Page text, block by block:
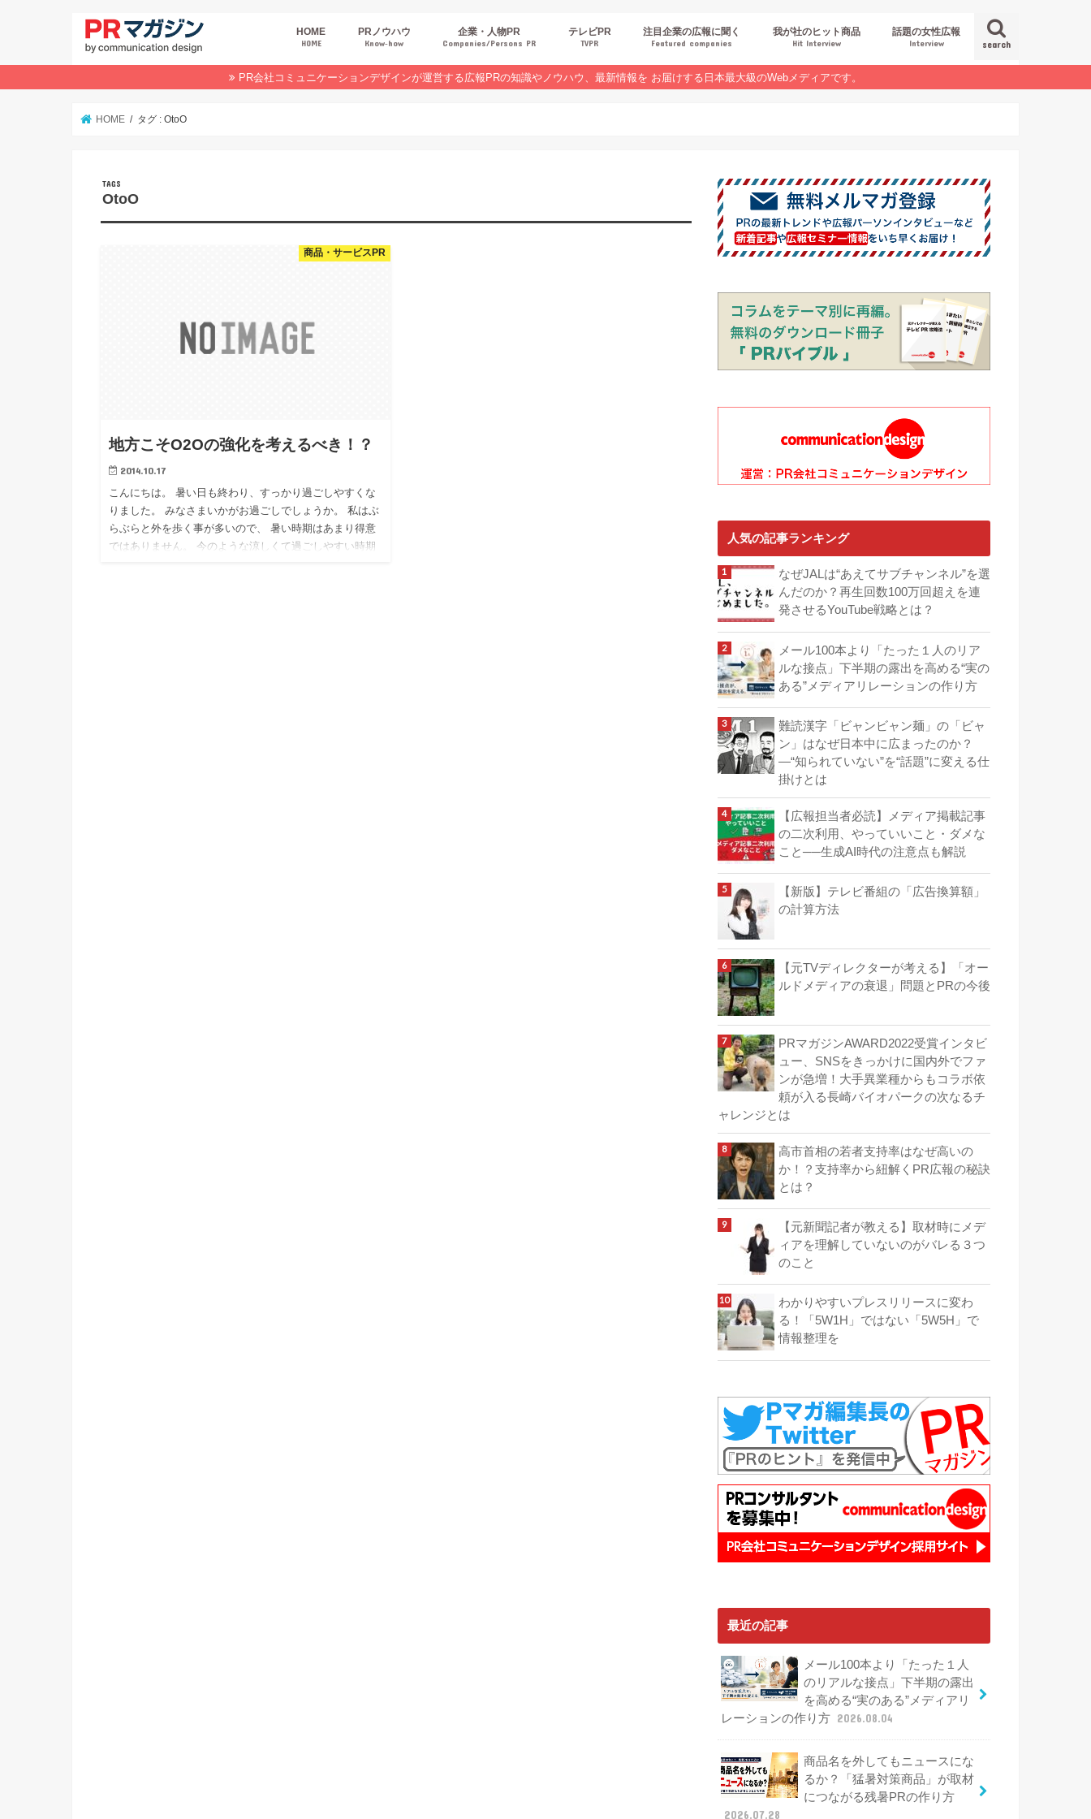
search
HOME
HOME
PRノウハウ
Know‐how
広報スキルUP
商品・サービスPR
デジタルPR
PRトレンド
イベントPR
業界コラム
オンラインセミナーレポート
企業・人物PR
Companies/Persons PR
テレビPR
TVPR
注目企業の広報に聞く
Featured companies
我が社のヒット商品
Hit Interview
話題の女性広報
Interview
PR会社コミュニケーションデザインが運営する広報PRの知識やノウハウ、最新情報を お届けする日本最大級のWebメディアです。
HOME タグ : OtoO
OtoO
商品・サービスPR
地方こそO2Oの強化を考えるべき！？
2014.10.17
こんにちは。 暑い日も終わり、すっかり過ごしやすくな
りました。 みなさまいかがお過ごしでしょうか。 私はぶ
らぶらと外を歩く事が多いので、 暑い時期はあまり得意
ではありません。 今のような涼しくて過ごしやすい時期
人気の記事ランキング
なぜJALは“あえてサブチャンネル”を選
んだのか？再生回数100万回超えを連
発させるYouTube戦略とは？
メール100本より「たった１人のリア
ルな接点」下半期の露出を高める“実の
ある”メディアリレーションの作り方
難読漢字「ビャンビャン麺」の「ビャ
ン」はなぜ日本中に広まったのか？
―“知られていない”を“話題”に変える仕
掛けとは
【広報担当者必読】メディア掲載記事
の二次利用、やっていいこと・ダメな
こと──生成AI時代の注意点も解説
【新版】テレビ番組の「広告換算額」
の計算方法
【元TVディレクターが考える】「オー
ルドメディアの衰退」問題とPRの今後
PRマガジンAWARD2022受賞インタビ
ュー、SNSをきっかけに国内外でファ
ンが急増！大手異業種からもコラボ依
頼が入る長崎バイオパークの次なるチ
ャレンジとは
高市首相の若者支持率はなぜ高いの
か！？支持率から紐解くPR広報の秘訣
とは？
【元新聞記者が教える】取材時にメデ
ィアを理解していないのがバレる３つ
のこと
わかりやすいプレスリリースに変わ
る！「5W1H」ではない「5W5H」で
情報整理を
最近の記事
メール100本より「たった１人
のリアルな接点」下半期の露出
を高める“実のある”メディアリ
レーションの作り方 2026.08.04
商品名を外してもニュースにな
るか？「猛暑対策商品」が取材
につながる残暑PRの作り方
2026.07.28